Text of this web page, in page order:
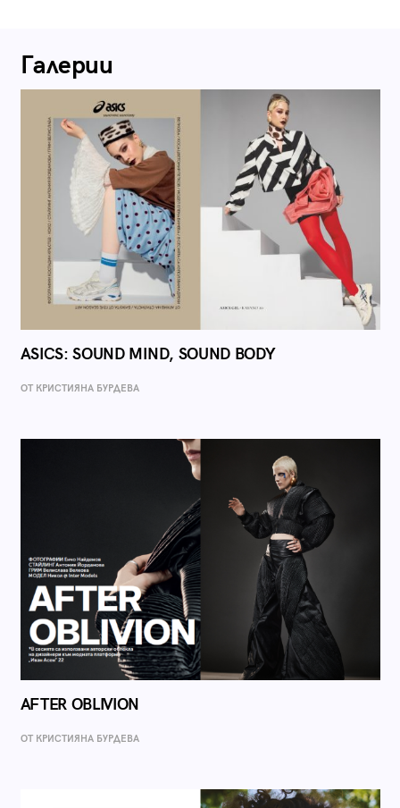
Галерии
ASICS: SOUND MIND, SOUND BODY
ОТ КРИСТИЯНА БУРДЕВА
AFTER OBLIVION
ОТ КРИСТИЯНА БУРДЕВА